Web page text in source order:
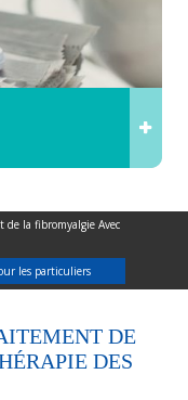
de la fibromyalgie Avec
les particuliers
DE
DES